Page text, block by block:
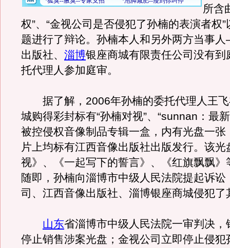
所含
权”、“金视公司是否侵犯了孙楠的表演者权
题进行了辩论。孙楠本人和另外两方当事
出版社、 淄博银座商城有限责任公司没有到
托代理人参加庭审。
据了解，2006年孙楠的委托代理人王飞
城购得彩封标有“孙楠对视”、“sunnan：最
被控侵权音像制品专辑一盒，内有光盘一张
片上均标有江西音像出版社出版发行。该光
视》、《一起写下的誓言》、《红旗飘飘》
随即，孙楠向淄博市中级人民法院提起诉讼
司、江西音像出版社、淄博银座商城侵犯了
山东省淄博市中级人民法院一审判决，
停止销售涉案光盘；金视公司立即停止侵犯